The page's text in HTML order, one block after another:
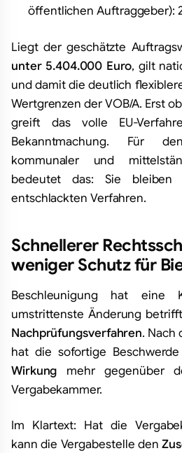
öffentlichen Auftraggeber):
Liegt der geschätzte
unter 5.404.000 Euro, gilt
und damit die deutlich
Wertgrenzen der VOB/A. Erst
greift das volle EU-
Bekanntmachung. Für
kommunaler und
bedeutet das: Sie
entschlackten Verfahren.
Schnellerer
weniger Schutz für
Beschleunigung hat eine
umstrittenste Änderung
Nachprüfungsverfahren. Nach
hat die sofortige Beschwerde
Wirkung mehr gegenüber
Vergabekammer.
Im Klartext: Hat die
kann die Vergabestelle den